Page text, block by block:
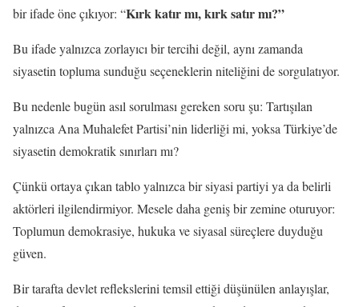
bir ifade öne çıkıyor: “Kırk katır mı, kırk satır mı?”
Bu ifade yalnızca zorlayıcı bir tercihi değil, aynı zamanda
siyasetin topluma sunduğu seçeneklerin niteliğini de sorgulatıyor.
Bu nedenle bugün asıl sorulması gereken soru şu: Tartışılan
yalnızca Ana Muhalefet Partisi’nin liderliği mi, yoksa Türkiye’de
siyasetin demokratik sınırları mı?
Çünkü ortaya çıkan tablo yalnızca bir siyasi partiyi ya da belirli
aktörleri ilgilendirmiyor. Mesele daha geniş bir zemine oturuyor:
Toplumun demokrasiye, hukuka ve siyasal süreçlere duyduğu
güven.
Bir tarafta devlet reflekslerini temsil ettiği düşünülen anlayışlar,